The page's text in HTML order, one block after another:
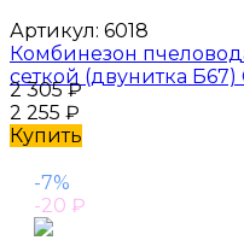
Артикул: 6018
Комбинезон
сеткой (двунитка
2 305₽
2 255 ₽
Купить
-7%
-20 ₽